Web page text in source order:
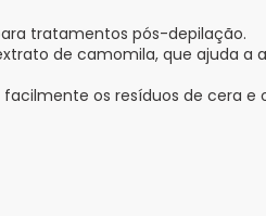
tratamentos pós-depilação.
de camomila, que ajuda a
facilmente os resíduos de cera e